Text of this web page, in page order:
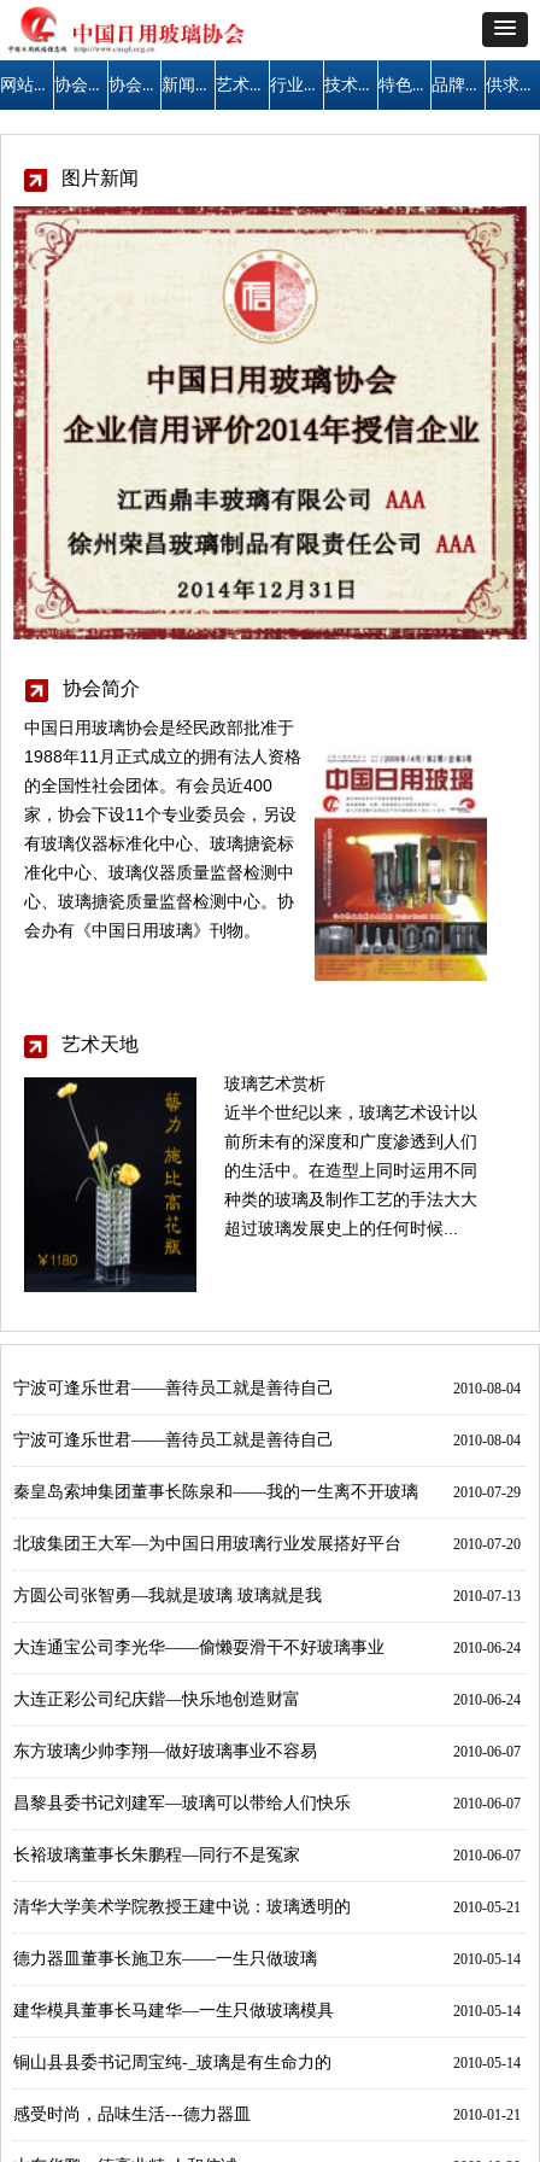
网站首页 协会简介 协会公告 新闻中心 艺术天地 行业管理 技术交流 特色区域 品牌建设 供求信息
2010-08-04
宁波可逢乐世君——善待员工就是善待自己
2010-08-04
宁波可逢乐世君——善待员工就是善待自己
2010-07-29
秦皇岛索坤集团董事长陈泉和——我的一生离不开玻璃
2010-07-20
北玻集团王大军—为中国日用玻璃行业发展搭好平台
2010-07-13
方圆公司张智勇—我就是玻璃 玻璃就是我
2010-06-24
大连通宝公司李光华——偷懒耍滑干不好玻璃事业
2010-06-24
大连正彩公司纪庆鍇—快乐地创造财富
2010-06-07
东方玻璃少帅李翔—做好玻璃事业不容易
2010-06-07
昌黎县委书记刘建军—玻璃可以带给人们快乐
2010-06-07
长裕玻璃董事长朱鹏程—同行不是冤家
2010-05-21
清华大学美术学院教授王建中说：玻璃透明的
2010-05-14
德力器皿董事长施卫东——一生只做玻璃
2010-05-14
建华模具董事长马建华—一生只做玻璃模具
2010-05-14
铜山县县委书记周宝纯-_玻璃是有生命力的
2010-01-21
感受时尚，品味生活---德力器皿
图片新闻
协会简介
中国日用玻璃协会是经民政部批准于
1988年11月正式成立的拥有法人资格
的全国性社会团体。有会员近400
家，协会下设11个专业委员会，另设
有玻璃仪器标准化中心、玻璃搪瓷标
准化中心、玻璃仪器质量监督检测中
心、玻璃搪瓷质量监督检测中心。协
会办有《中国日用玻璃》刊物。
玻璃艺术赏析
近半个世纪以来，玻璃艺术设计以
前所未有的深度和广度渗透到人们
的生活中。在造型上同时运用不同
种类的玻璃及制作工艺的手法大大
超过玻璃发展史上的任何时候...
艺术天地